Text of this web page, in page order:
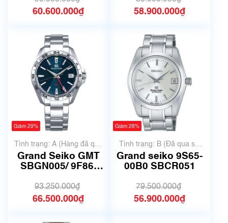
60.600.000₫ 58.900.000₫
Giảm 29%
Tình trạng: A (Hàng đã qua
sử dụng nhưng rất đẹp,
không có xước)
Grand Seiko GMT
SBGN005/ 9F86-
93.250.000₫
66.500.000₫
Giảm 28%
Tình trạng: B (Đã qua sử
dụng, hàng đẹp, có chút
xước dăm)
Grand seiko 9S65-
00B0 SBCR051
79.500.000₫
56.900.000₫